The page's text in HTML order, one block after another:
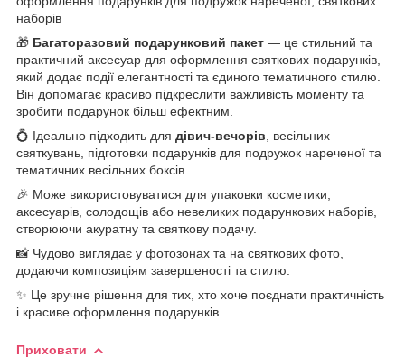
наборів
🎁 Багаторазовий подарунковий пакет — це стильний та
практичний аксесуар для оформлення святкових подарунків,
який додає події елегантності та єдиного тематичного стилю.
Він допомагає красиво підкреслити важливість моменту та
зробити подарунок більш ефектним.
💍 Ідеально підходить для дівич-вечорів , весільних
святкувань, підготовки подарунків для подружок нареченої та
тематичних весільних боксів.
🎉 Може використовуватися для упаковки косметики,
аксесуарів, солодощів або невеликих подарункових наборів,
створюючи акуратну та святкову подачу.
📸 Чудово виглядає у фотозонах та на святкових фото,
додаючи композиціям завершеності та стилю.
✨ Це зручне рішення для тих, хто хоче поєднати практичність
і красиве оформлення подарунків.
Приховати